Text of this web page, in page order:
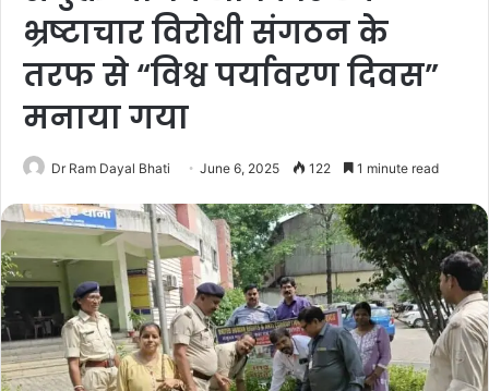
भ्रष्टाचार विरोधी संगठन के
तरफ से “विश्व पर्यावरण दिवस”
मनाया गया
Dr Ram Dayal Bhati June 6, 2025 122 1 minute read